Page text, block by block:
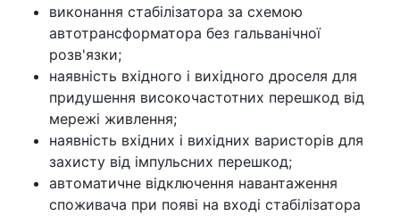
виконання стабілізатора за схемою
автотрансформатора без гальванічної
розв'язки;
наявність вхідного і вихідного дроселя для
придушення високочастотних перешкод від
мережі живлення;
наявність вхідних і вихідних варисторів для
захисту від імпульсних перешкод;
автоматичне відключення навантаження
споживача при появі на вході стабілізатора